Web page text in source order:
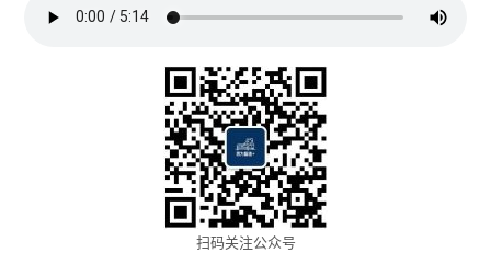
扫码关注公众号